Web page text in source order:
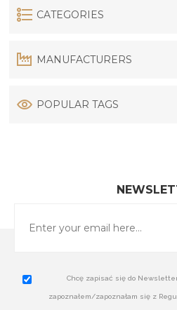
CATEGORIES
MANUFACTURERS
POPULAR TAGS
Chcę zapisać się do
zapoznałem/zapoznałam się z